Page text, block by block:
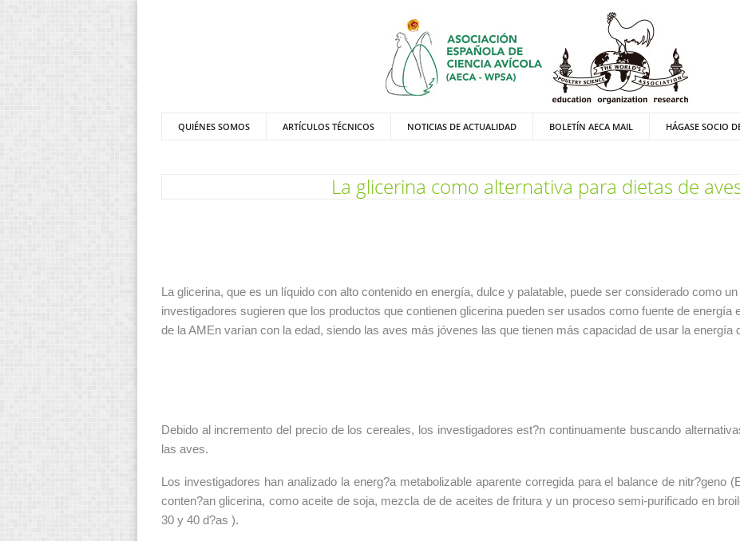
QUIÉNES SOMOS ARTÍCULOS TÉCNICOS NOTICIAS DE ACTUALIDAD BOLETÍN AECA MAIL HÁGASE SOCIO
La glicerina como alternativa para dietas de
La glicerina, que es un líquido con alto contenido en energía, dulce y palatable, puede ser considerado como
investigadores sugieren que los productos que contienen glicerina pueden ser usados como fuente de energía
de la AMEn varían con la edad, siendo las aves más jóvenes las que tienen más capacidad de usar la energía
Debido al incremento del precio de los cereales, los investigadores est?n continuamente buscando
las aves.
Los investigadores han analizado la energ?a metabolizable aparente corregida para el balance de nitr?geno
conten?an glicerina, como aceite de soja, mezcla de de aceites de fritura y un proceso semi-purificado en
30 y 40 d?as ).